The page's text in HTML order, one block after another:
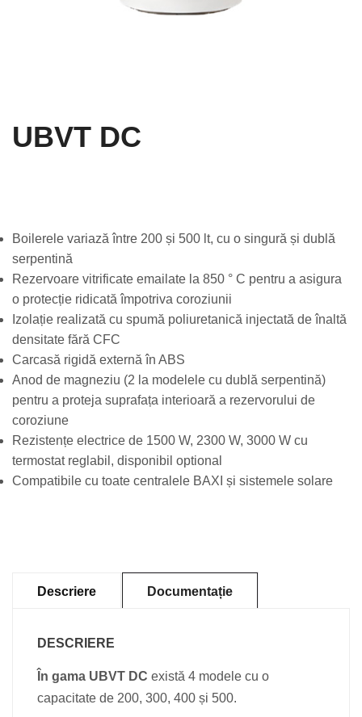
UBVT DC
Boilerele variază între 200 și 500 lt, cu o singură și dublă
serpentină
Rezervoare vitrificate emailate la 850 ° C pentru a asigura
o protecție ridicată împotriva coroziunii
Izolație realizată cu spumă poliuretanică injectată de înaltă
densitate fără CFC
Carcasă rigidă externă în ABS
Anod de magneziu (2 la modelele cu dublă serpentină)
pentru a proteja suprafața interioară a rezervorului de
coroziune
Rezistențe electrice de 1500 W, 2300 W, 3000 W cu
termostat reglabil, disponibil optional
Compatibile cu toate centralele BAXI și sistemele solare
Descriere Documentație
DESCRIERE
În gama UBVT DC există 4 modele cu o
capacitate de 200, 300, 400 și 500.